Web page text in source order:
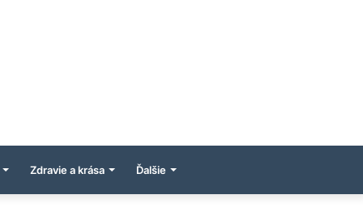
Zdravie a krása Ďalšie